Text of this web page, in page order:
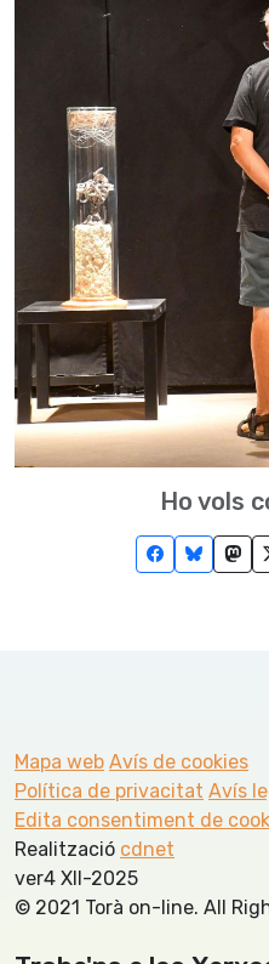
Ho vols
Mapa web Avís de cookies
Política de privacitat Avís
Edita consentiment de
Realització cdnet
ver4 XII-2025
© 2021 Torà on-line. All